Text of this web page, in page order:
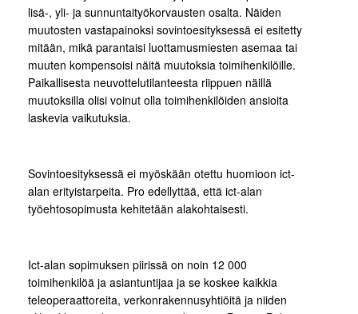
lisä-, yli- ja sunnuntaityökorvausten osalta. Näiden
muutosten vastapainoksi sovintoesityksessä ei esitetty
mitään, mikä parantaisi luottamusmiesten asemaa tai
muuten kompensoisi näitä muutoksia toimihenkilöille.
Paikallisesta neuvottelutilanteesta riippuen näillä
muutoksilla olisi voinut olla toimihenkilöiden ansioita
laskevia vaikutuksia.
Sovintoesityksessä ei myöskään otettu huomioon ict-
alan erityistarpeita. Pro edellyttää, että ict-alan
työehtosopimusta kehitetään alakohtaisesti.
Ict-alan sopimuksen piirissä on noin 12 000
toimihenkilöä ja asiantuntijaa ja se koskee kaikkia
teleoperaattoreita, verkonrakennusyhtiöitä ja niiden